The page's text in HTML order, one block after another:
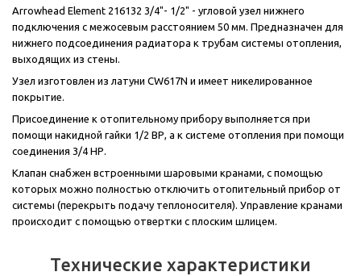
Arrowhead Element 216132 3/4"- 1/2" - угловой узел нижнего
подключения с межосевым расстоянием 50 мм. Предназначен для
нижнего подсоединения радиатора к трубам системы отопления,
выходящих из стены.
Узел изготовлен из латуни CW617N и имеет никелированное
покрытие.
Присоединение к отопительному прибору выполняется при
помощи накидной гайки 1/2 ВР, а к системе отопления при помощи
соединения 3/4 НР.
Клапан снабжен встроенными шаровыми кранами, с помощью
которых можно полностью отключить отопительный прибор от
системы (перекрыть подачу теплоносителя). Управление кранами
происходит с помощью отвертки с плоским шлицем.
Технические характеристики